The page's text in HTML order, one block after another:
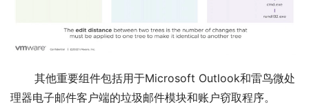
理器电子邮件客户端的垃圾邮件模块和账户窃取程序。